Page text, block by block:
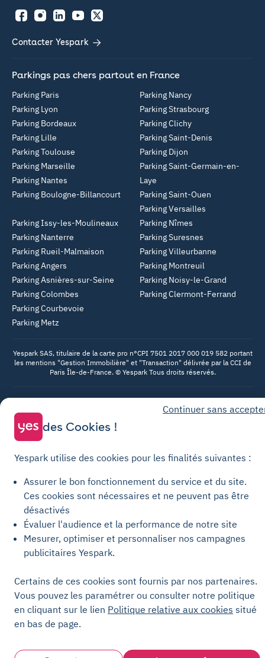
FacebookInstagramLinkedInYouTubeTwitter
Contacter Yespark
Parkings pas chers partout en France
Parking Paris
Parking Lyon
Parking Bordeaux
Parking Lille
Parking Toulouse
Parking Marseille
Parking Nantes
Parking Boulogne-Billancourt
Parking Nancy
Parking Strasbourg
Parking Clichy
Parking Saint-Denis
Parking Dijon
Parking Saint-Germain-en-
Laye
Parking Saint-Ouen
Parking Versailles
Parking Issy-les-Moulineaux
Parking Nanterre
Parking Rueil-Malmaison
Parking Angers
Parking Asnières-sur-Seine
Parking Colombes
Parking Courbevoie
Parking Metz
Parking Nîmes
Parking Suresnes
Parking Villeurbanne
Parking Montreuil
Parking Noisy-le-Grand
Parking Clermont-Ferrand
Yespark SAS, titulaire de la carte pro n°CPI 7501 2017 000 019 582 portant
les mentions "Gestion Immobilière" et "Transaction" délivrée par la CCI de
Paris Île-de-France. © Yespark Tous droits réservés.
Conditions générales d'utilisation
Conditions générales de vente Stationnement
Politique de confidentialité
Politique relative aux cookies
Paramètres des cookies
Charte de transparence
Continuer sans
des Cookies !
Yespark utilise des cookies pour les finalités suivantes :
Assurer le bon fonctionnement du service et du site.
Ces cookies sont nécessaires et ne peuvent pas être
désactivés
Évaluer l'audience et la performance de notre site
Mesurer, optimiser et personnaliser nos campagnes
publicitaires Yespark.
Certains de ces cookies sont fournis par nos partenaires.
Vous pouvez les paramétrer ou consulter notre politique
en cliquant sur le lien Politique relative aux cookies situé
en bas de page.